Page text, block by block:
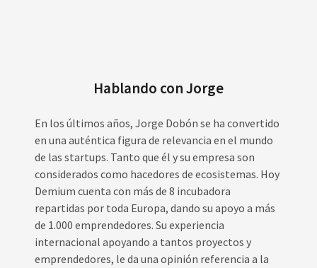
Hablando con Jorge
En los últimos años, Jorge Dobón se ha convertido
en una auténtica figura de relevancia en el mundo
de las startups. Tanto que él y su empresa son
considerados como hacedores de ecosistemas. Hoy
Demium cuenta con más de 8 incubadora
repartidas por toda Europa, dando su apoyo a más
de 1.000 emprendedores. Su experiencia
internacional apoyando a tantos proyectos y
emprendedores, le da una opinión referencia a la